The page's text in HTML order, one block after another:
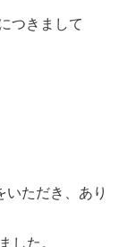
つきまして
ただき、あり
した。